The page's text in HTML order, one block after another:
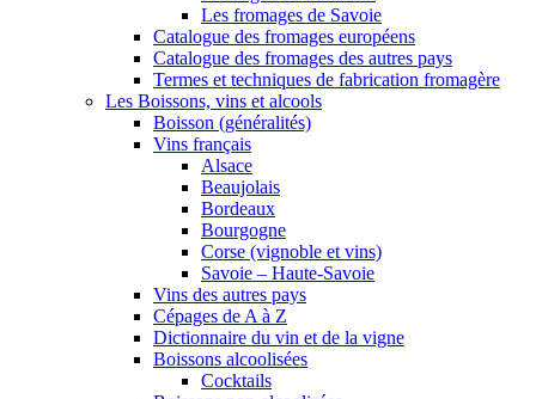
Les fromages de Savoie
Catalogue des fromages européens
Catalogue des fromages des autres pays
Termes et techniques de fabrication fromagère
Les Boissons, vins et alcools
Boisson (généralités)
Vins français
Alsace
Beaujolais
Bordeaux
Bourgogne
Corse (vignoble et vins)
Savoie – Haute-Savoie
Vins des autres pays
Cépages de A à Z
Dictionnaire du vin et de la vigne
Boissons alcoolisées
Cocktails